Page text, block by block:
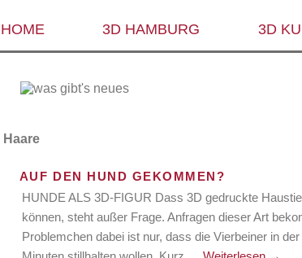
HOME 3D HAMBURG 3D
Haare
AUF DEN HUND GEKOMMEN?
HUNDE ALS 3D-FIGUR Dass 3D gedruckte
können, steht außer Frage. Anfragen dieser Art
Problemchen dabei ist nur, dass die Vierbeiner in